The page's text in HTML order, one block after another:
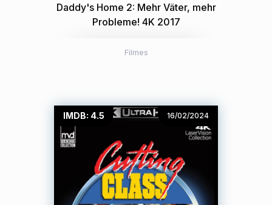
Daddy's Home 2: Mehr Väter, mehr
Probleme! 4K 2017
Filmes
IMDB: 4.5 16/02/2024